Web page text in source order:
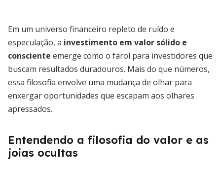
Em um universo financeiro repleto de ruído e
especulação, a investimento em valor sólido e
consciente emerge como o farol para investidores que
buscam resultados duradouros. Mais do que números,
essa filosofia envolve uma mudança de olhar para
enxergar oportunidades que escapam aos olhares
apressados.
Entendendo a filosofia do valor e as
joias ocultas